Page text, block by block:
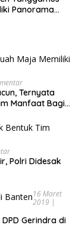
Panorama
Ternyata
Manfaat Bagi
Polri Didesak
16 Maret
2019 |
Gerindra di